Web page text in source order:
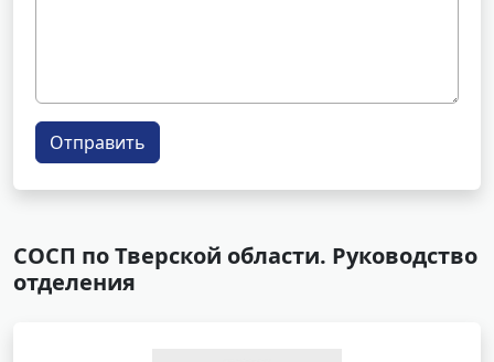
Отправить
СОСП по Тверской области. Руководство
отделения